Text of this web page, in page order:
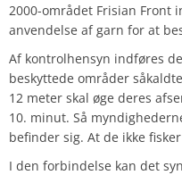
2000-området Frisian Front
anvendelse af garn for at
Af kontrolhensyn indføres
beskyttede områder såkaldte
12 meter skal øge deres
10. minut. Så
befinder sig. At de ikke
I den forbindelse kan det